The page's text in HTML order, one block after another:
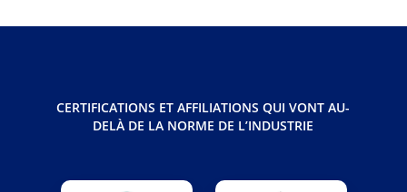
CERTIFICATIONS ET AFFILIATIONS QUI VONT AU-
DELÀ DE LA NORME DE L’INDUSTRIE